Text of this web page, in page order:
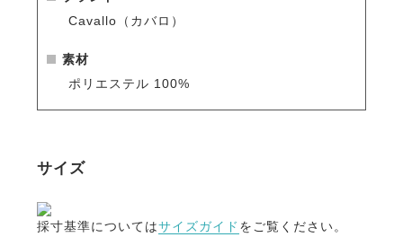
早くご案内している
メールマガジン
Cavallo（カバロ）
素材
ポリエステル 100%
サイズ
採寸基準についてはサイズガイド をご覧ください。